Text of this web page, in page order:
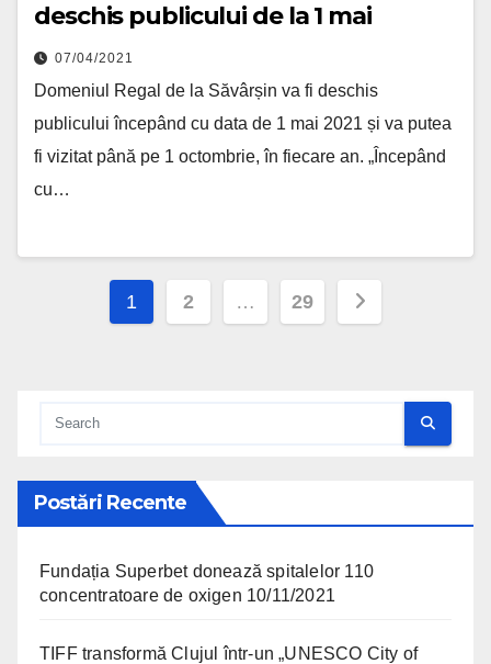
deschis publicului de la 1 mai
07/04/2021
Domeniul Regal de la Săvârșin va fi deschis
publicului începând cu data de 1 mai 2021 și va putea
fi vizitat până pe 1 octombrie, în fiecare an. „Începând
cu…
Posts pagination
1 2 … 29
Postări Recente
Fundația Superbet donează spitalelor 110
concentratoare de oxigen 10/11/2021
TIFF transformă Clujul într-un „UNESCO City of